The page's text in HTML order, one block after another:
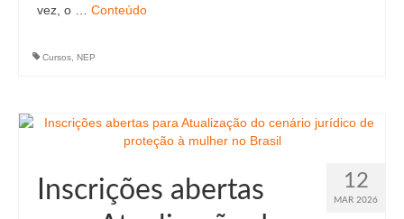
vez, o … Conteúdo
Cursos NEP
12
MAR 2026
Inscrições abertas